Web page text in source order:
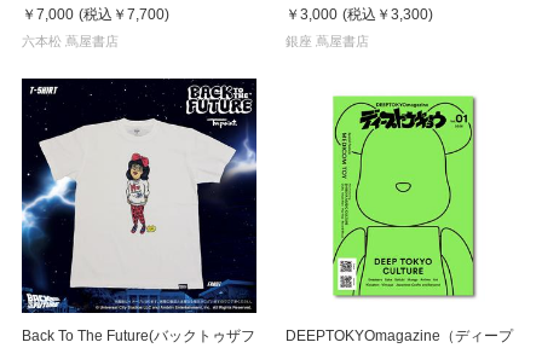
￥7,000 (税込 ￥7,700)
六本松 蔦屋書店
￥3,000 (税込 ￥3,300)
銀座 蔦屋書店
Back To The Future(バックトゥザフ
DEEPTOKYOmagazine（ディープ